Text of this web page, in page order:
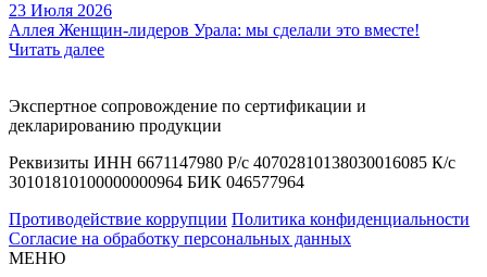
23 Июля 2026
Аллея Женщин-лидеров Урала: мы сделали это вместе!
Читать далее
Экспертное сопровождение по сертификации и
декларированию продукции
Реквизиты ИНН 6671147980 Р/с 40702810138030016085 К/с
30101810100000000964 БИК 046577964
Противодействие коррупции Политика конфиденциальности
Согласие на обработку персональных данных
МЕНЮ